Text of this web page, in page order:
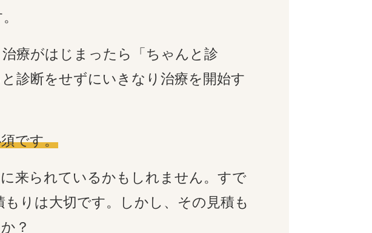
療がはじまったら「ちゃんと診
診断をせずにいきなり治療を開始す
です。
来られているかもしれません。すで
りは大切です。しかし、その見積も
？